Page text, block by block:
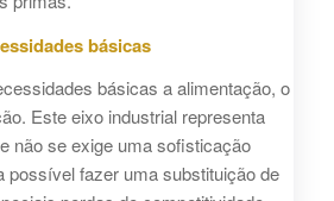
básicas
básicas a alimentação, o
Este eixo industrial representa
não se exige uma sofisticação
possível fazer uma substituição de